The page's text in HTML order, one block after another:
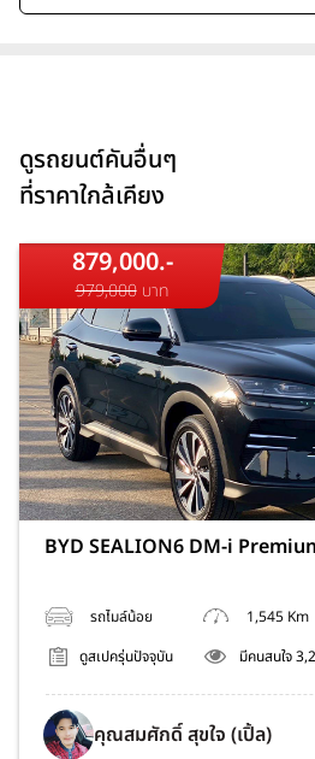
ดูรถยนต์คันอื่นๆ
ที่ราคาใกล้เคียง
879,000.-
979,000บาท
BYD SEALION6 DM-i
รถไมล์น้อย
1,545 Km
ดูสเปครุ่นปัจจุบัน
มีคนสนใจ
คุณสมศักดิ์ สุขใจ (เปิ้ล)